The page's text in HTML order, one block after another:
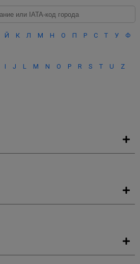
Й К Л М Н О П Р С Т У
Ф
I J L M N O P R S T U Z